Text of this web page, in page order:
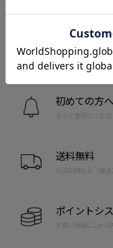
店舗を探す
お近くの店舗を探す
初めての方へ
もっと便利に！た
送料無料
10,000円以上（税
ポイントシ
お買い物毎に1pt=1